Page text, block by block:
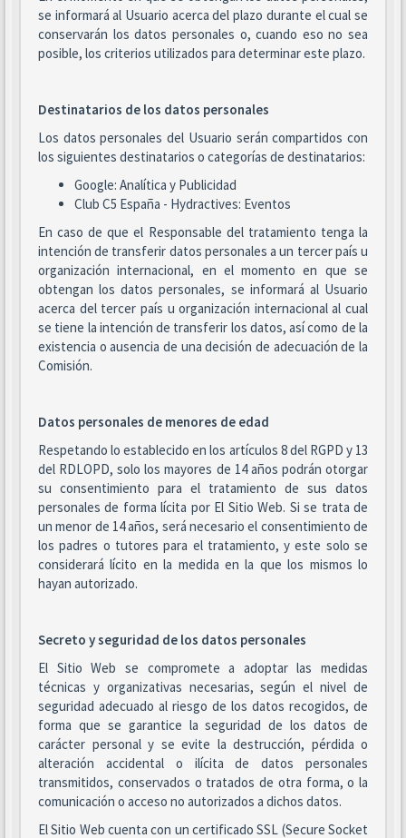
se informará al Usuario acerca del plazo durante el cual se
conservarán los datos personales o, cuando eso no sea
posible, los criterios utilizados para determinar este plazo.
Destinatarios de los datos personales
Los datos personales del Usuario serán compartidos con
los siguientes destinatarios o categorías de destinatarios:
Google: Analítica y Publicidad
Club C5 España - Hydractives: Eventos
En caso de que el Responsable del tratamiento tenga la
intención de transferir datos personales a un tercer país u
organización internacional, en el momento en que se
obtengan los datos personales, se informará al Usuario
acerca del tercer país u organización internacional al cual
se tiene la intención de transferir los datos, así como de la
existencia o ausencia de una decisión de adecuación de la
Comisión.
Datos personales de menores de edad
Respetando lo establecido en los artículos 8 del RGPD y 13
del RDLOPD, solo los mayores de 14 años podrán otorgar
su consentimiento para el tratamiento de sus datos
personales de forma lícita por El Sitio Web. Si se trata de
un menor de 14 años, será necesario el consentimiento de
los padres o tutores para el tratamiento, y este solo se
considerará lícito en la medida en la que los mismos lo
hayan autorizado.
Secreto y seguridad de los datos personales
El Sitio Web se compromete a adoptar las medidas
técnicas y organizativas necesarias, según el nivel de
seguridad adecuado al riesgo de los datos recogidos, de
forma que se garantice la seguridad de los datos de
carácter personal y se evite la destrucción, pérdida o
alteración accidental o ilícita de datos personales
transmitidos, conservados o tratados de otra forma, o la
comunicación o acceso no autorizados a dichos datos.
El Sitio Web cuenta con un certificado SSL (Secure Socket